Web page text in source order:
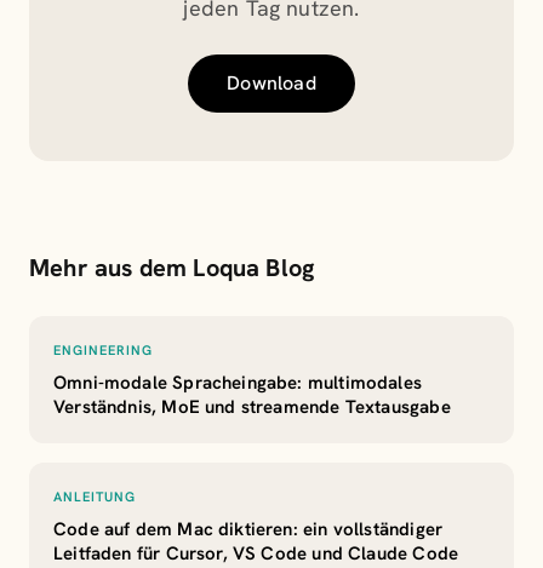
jeden Tag nutzen.
Download
Mehr aus dem Loqua Blog
ENGINEERING
Omni-modale Spracheingabe: multimodales
Verständnis, MoE und streamende Textausgabe
ANLEITUNG
Code auf dem Mac diktieren: ein vollständiger
Leitfaden für Cursor, VS Code und Claude Code